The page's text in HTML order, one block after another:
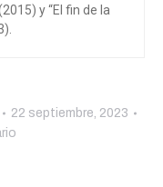
y “El fin de la
22 septiembre, 2023